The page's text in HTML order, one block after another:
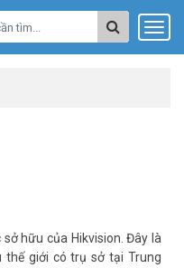
hữu của Hikvision. Đây là
giới có trụ sở tại Trung